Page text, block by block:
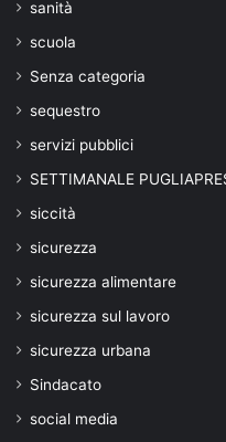
sanità
scuola
Senza categoria
sequestro
servizi pubblici
SETTIMANALE
siccità
sicurezza
sicurezza alimentare
sicurezza sul lavoro
sicurezza urbana
Sindacato
social media